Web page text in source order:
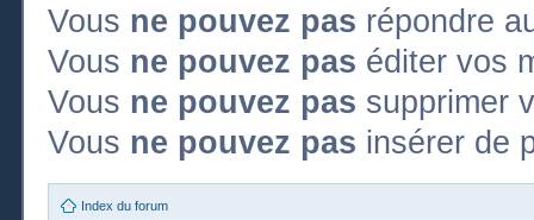
Vous ne pouvez pas répondre
Vous ne pouvez pas éditer vos
Vous ne pouvez pas supprimer
Vous ne pouvez pas insérer de
Index du forum